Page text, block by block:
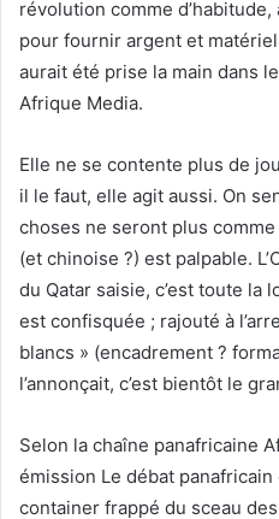
révolution comme
pour fournir argent et
aurait été prise la main dans
Afrique Media.
Elle ne se contente plus de
il le faut, elle agit aussi. On
choses ne seront plus
(et chinoise ?) est palpable.
du Qatar saisie, c’est toute la
est confisquée ; rajouté à
blancs » (encadrement ?
l’annonçait, c’est bientôt le
Selon la chaîne panafricaine
émission Le débat panafricain
container frappé du sceau